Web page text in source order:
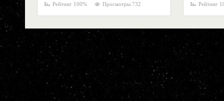
Рейтинг 100% Просмотры 732 Рейтинг